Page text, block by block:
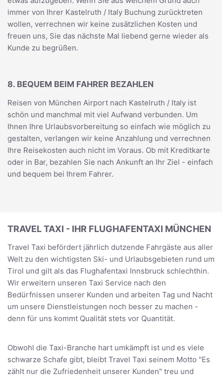
immer von Ihrer Kastelruth / Italy Buchung zurücktreten
wollen, verrechnen wir keine zusätzlichen Kosten und
freuen uns, Sie das nächste Mal liebend gerne wieder als
Kunde zu begrüßen.
8. BEQUEM BEIM FAHRER BEZAHLEN
Reisen von München Airport nach Kastelruth / Italy ist
schön und manchmal mit viel Aufwand verbunden. Um
Ihnen Ihre Urlaubsvorbereitung so einfach wie möglich zu
gestalten, verlangen wir keine Anzahlung und verrechnen
Ihre Reisekosten auch nicht im Voraus. Ob mit Kreditkarte
oder in Bar, bezahlen Sie nach Ankunft an Ihr Ziel - einfach
und bequem bei Ihrem Fahrer.
TRAVEL TAXI - IHR FLUGHAFENTAXI MÜNCHEN
Travel Taxi befördert jährlich dutzende Fahrgäste aus aller
Welt zu den wichtigsten Ski- und Urlaubsgebieten rund um
Tirol und gilt als das Flughafentaxi Innsbruck schlechthin.
Wir erweitern unseren Taxi Service nach den
Bedürfnissen unserer Kunden und arbeiten Tag und Nacht
um unsere Dienstleistungen noch besser zu machen -
denn für uns kommt Qualität stets vor Quantität.
Obwohl die Taxi-Branche hart umkämpft ist und es viele
schwarze Schafe gibt, bleibt Travel Taxi seinem Motto "Es
zählt nur die Zufriedenheit unserer Kunden" treu und